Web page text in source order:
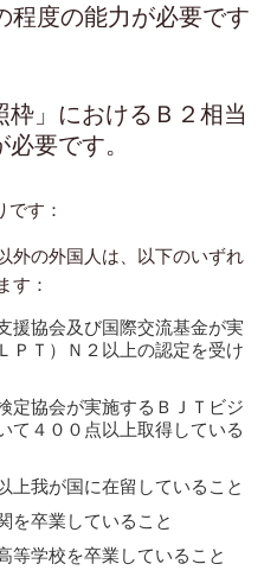
程度の能力が必要です
枠」におけるＢ２相当
要です。
す：
の外国人は、以下のいずれ
す：
援協会及び国際交流基金が実
ＰＴ）Ｎ２以上の認定を受け
定協会が実施するＢＪＴビジ
て４００点以上取得している
上我が国に在留していること
を卒業していること
等学校を卒業していること